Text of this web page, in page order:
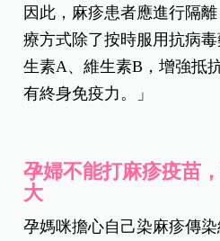
因此，麻疹患者應進行隔
療方式除了按時服用抗病
生素A、維生素B，增強抵
有終身免疫力。」
孕婦不能打麻疹疫苗
大
孕媽咪擔心自己染麻疹傳